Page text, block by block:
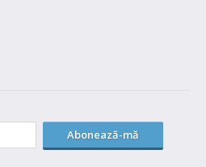
Abonează-mă